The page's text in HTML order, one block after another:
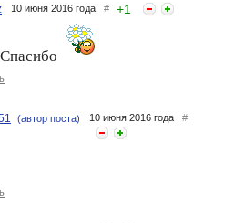
10 июня 2016 года # +1
Спасибо
(автор поста) 10 июня 2016 года #